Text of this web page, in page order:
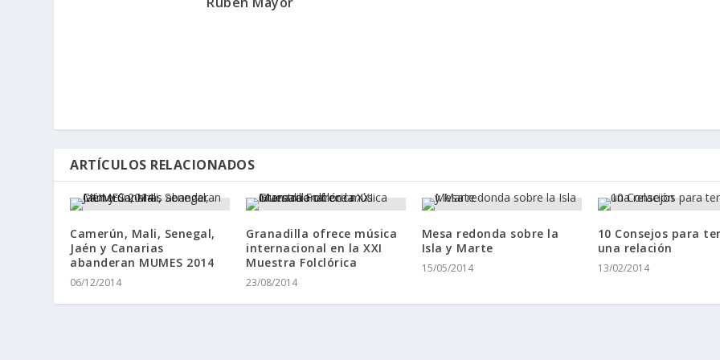
ARTÍCULOS RELACIONADOS
Camerún, Mali, Senegal,
Jaén y Canarias
abanderan MUMES 2014
06/12/2014
Granadilla ofrece música
internacional en la XXI
Muestra Folclórica
23/08/2014
Mesa redonda sobre la
Isla y Marte
15/05/2014
10 Consejos para
una relación
13/02/2014